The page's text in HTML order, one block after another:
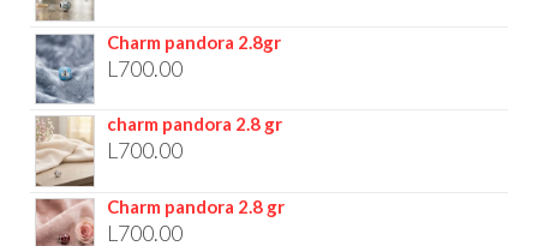
Charm pandora 2.8gr
L 700.00
charm pandora 2.8 gr
L 700.00
Charm pandora 2.8 gr
L 700.00